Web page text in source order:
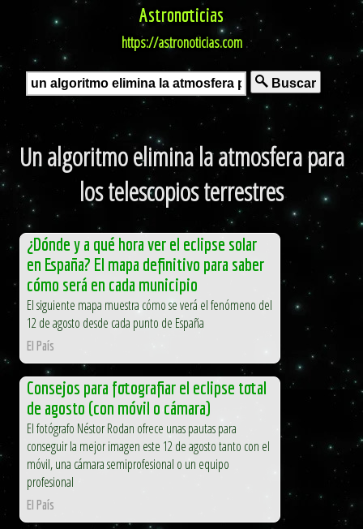
Astronoticias
https://astronoticias.com
Buscar
Un algoritmo elimina la atmosfera para
los telescopios terrestres
¿Dónde y a qué hora ver el eclipse solar
en España? El mapa definitivo para saber
cómo será en cada municipio
El siguiente mapa muestra cómo se verá el fenómeno del
12 de agosto desde cada punto de España
El País
Consejos para fotografiar el eclipse total
de agosto (con móvil o cámara)
El fotógrafo Néstor Rodan ofrece unas pautas para
conseguir la mejor imagen este 12 de agosto tanto con el
móvil, una cámara semiprofesional o un equipo
profesional
El País